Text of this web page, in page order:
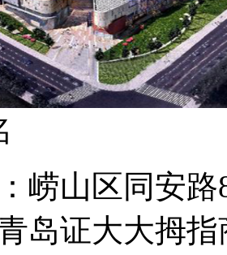
崂山区同安
岛证大大拇